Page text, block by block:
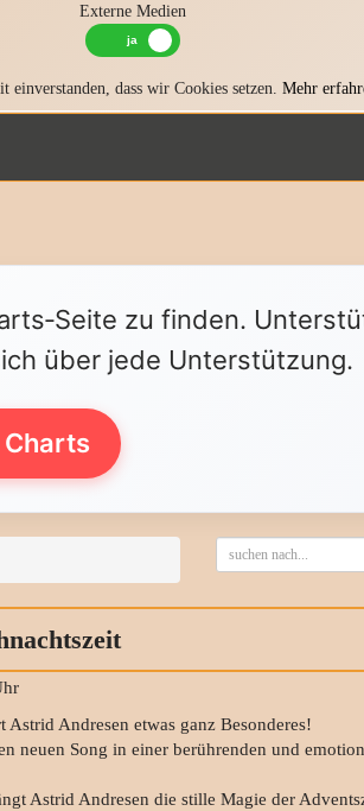
Externe Medien
dass wir Cookies setzen. Mehr
zu finden.
über jede Unterstützung.
Charts
Andresen etwas ganz Besonderes!
neuen Song in einer berührenden und
Astrid Andresen die stille Magie der